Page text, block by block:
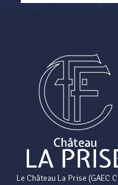
Le Château La Prise (GAEC